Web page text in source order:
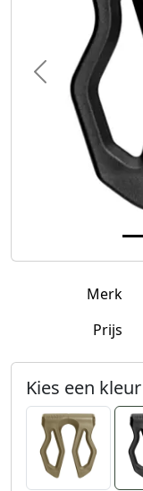
Previous
Merk
Prijs
Kies een kleur